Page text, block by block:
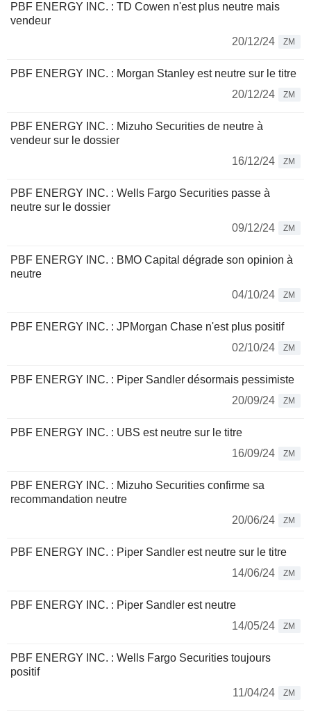
PBF ENERGY INC. : TD Cowen n'est plus neutre mais
vendeur
20/12/24
ZM
PBF ENERGY INC. : Morgan Stanley est neutre sur le titre
20/12/24
ZM
PBF ENERGY INC. : Mizuho Securities de neutre à
vendeur sur le dossier
16/12/24
ZM
PBF ENERGY INC. : Wells Fargo Securities passe à
neutre sur le dossier
09/12/24
ZM
PBF ENERGY INC. : BMO Capital dégrade son opinion à
neutre
04/10/24
ZM
PBF ENERGY INC. : JPMorgan Chase n'est plus positif
02/10/24
ZM
PBF ENERGY INC. : Piper Sandler désormais pessimiste
20/09/24
ZM
PBF ENERGY INC. : UBS est neutre sur le titre
16/09/24
ZM
PBF ENERGY INC. : Mizuho Securities confirme sa
recommandation neutre
20/06/24
ZM
PBF ENERGY INC. : Piper Sandler est neutre sur le titre
14/06/24
ZM
PBF ENERGY INC. : Piper Sandler est neutre
14/05/24
ZM
PBF ENERGY INC. : Wells Fargo Securities toujours
positif
11/04/24
ZM